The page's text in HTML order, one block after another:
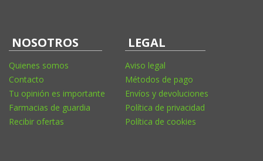
NOSOTROS
Quienes somos
Contacto
Tu opinión es importante
Farmacias de guardia
Recibir ofertas
LEGAL
Aviso legal
Métodos de pago
Envíos y devoluciones
Política de privacidad
Política de cookies